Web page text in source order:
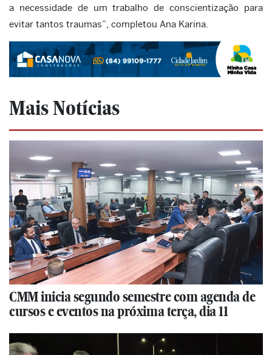
a necessidade de um trabalho de conscientização para
evitar tantos traumas”, completou Ana Karina.
Mais Notícias
CMM inicia segundo semestre com agenda de
cursos e eventos na próxima terça, dia 11